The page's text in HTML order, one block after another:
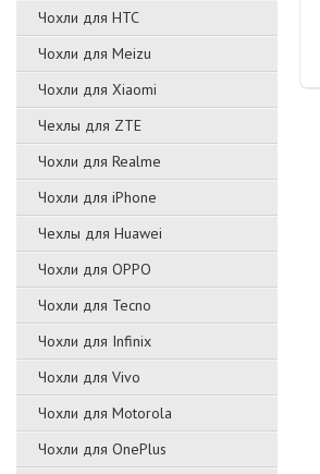
Чохли для HTC
Чохли для Meizu
Чохли для Xiaomi
Чехлы для ZTE
Чохли для Realme
Чохли для iPhone
Чехлы для Huawei
Чохли для OPPO
Чохли для Tecno
Чохли для Infinix
Чохли для Vivo
Чохли для Motorola
Чохли для OnePlus